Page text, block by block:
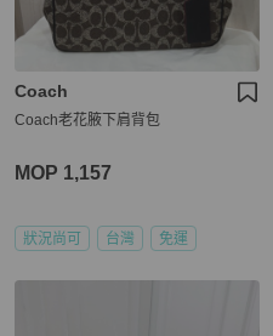
Coach
Coach老花腋下肩背包
MOP 1,157
狀況尚可 台灣 免運